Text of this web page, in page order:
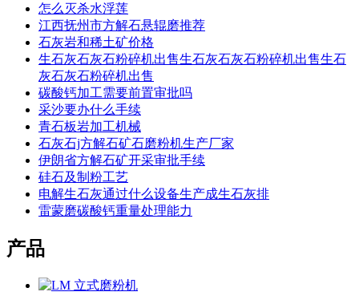
怎么灭杀水浮莲
江西抚州市方解石悬辊磨推荐
石灰岩和稀土矿价格
生石灰石灰石粉碎机出售生石灰石灰石粉碎机出售生石
灰石灰石粉碎机出售
碳酸钙加工需要前置审批吗
采沙要办什么手续
青石板岩加工机械
石灰石j方解石矿石磨粉机生产厂家
伊朗省方解石矿开采审批手续
硅石及制粉工艺
电解生石灰通过什么设备生产成生石灰排
雷蒙磨碳酸钙重量处理能力
产品